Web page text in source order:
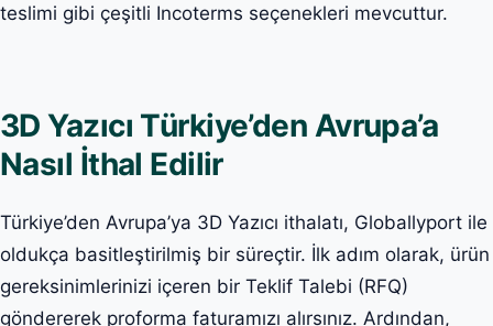
teslimi gibi çeşitli Incoterms seçenekleri mevcuttur.
3D Yazıcı Türkiye’den Avrupa’a
Nasıl İthal Edilir
Türkiye’den Avrupa’ya 3D Yazıcı ithalatı, Globallyport ile
oldukça basitleştirilmiş bir süreçtir. İlk adım olarak, ürün
gereksinimlerinizi içeren bir Teklif Talebi (RFQ)
göndererek proforma faturamızı alırsınız. Ardından,